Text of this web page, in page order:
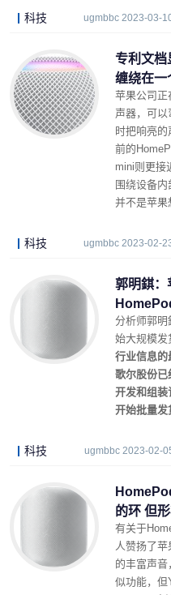
科技 ugmbbc 2023-03-
专利文
缠绕在一
苹果公司正
声器，可以
时把响亮
前的
mini则更接
围绕设备
并不是苹果
科技 ugmbbc 2023-02-
郭明錤：
分析师郭明
始大规模发
行业信息的
歌尔股份
开发和组装
开始批量发
科技 ugmbbc 2023-02-
的环 但
有关于
人赞扬了
的丰富声
似功能，但